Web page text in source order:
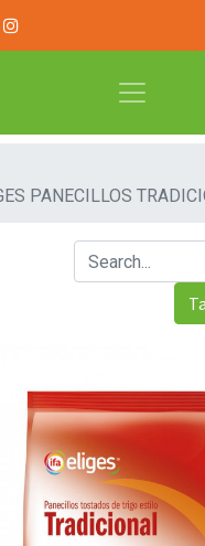
PANECILLOS